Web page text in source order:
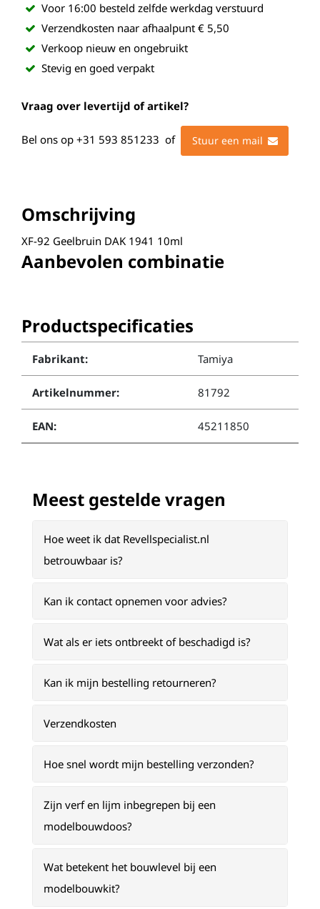
Voor 16:00 besteld zelfde werkdag verstuurd
Verzendkosten naar afhaalpunt € 5,50
Verkoop nieuw en ongebruikt
Stevig en goed verpakt
Vraag over levertijd of artikel?
Bel ons op +31 593 851233 of Stuur een mail
Omschrijving
XF-92 Geelbruin DAK 1941 10ml
Aanbevolen combinatie
Productspecificaties
Fabrikant: Tamiya
Artikelnummer: 81792
EAN: 45211850
Meest gestelde vragen
Hoe weet ik dat Revellspecialist.nl
betrouwbaar is?
Kan ik contact opnemen voor advies?
Wat als er iets ontbreekt of beschadigd is?
Kan ik mijn bestelling retourneren?
Verzendkosten
Hoe snel wordt mijn bestelling verzonden?
Zijn verf en lijm inbegrepen bij een
modelbouwdoos?
Wat betekent het bouwlevel bij een
modelbouwkit?